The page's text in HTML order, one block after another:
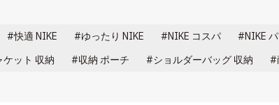
快適 NIKE ゆったり NIKE NIKE コスパ NIKE
ケット 収納 収納 ポーチ ショルダーバッグ 収納